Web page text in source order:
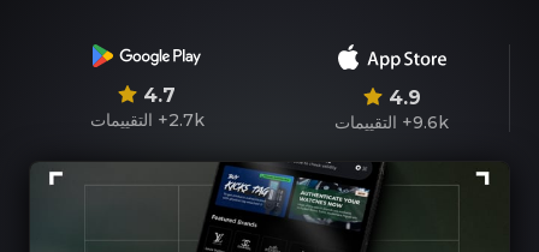
4.9
9.6k+ التقييمات
4.7
2.7k+ التقييمات